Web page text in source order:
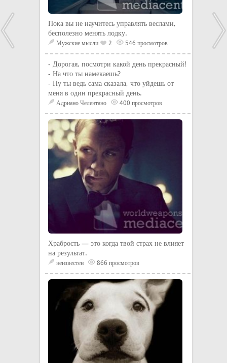
Пока вы не научитесь управлять веслами,
бесполезно менять лодку.
Мужские мысли 2 546 просмотров
- Дорогая, посмотри какой день прекрасный!
- На что ты намекаешь?
- Ну ты ведь сама сказала, что уйдешь от
меня в один прекрасный день.
Адриано Челентано 400 просмотров
Храбрость — это когда твой страх не влияет
на результат.
неизвестен 866 просмотров